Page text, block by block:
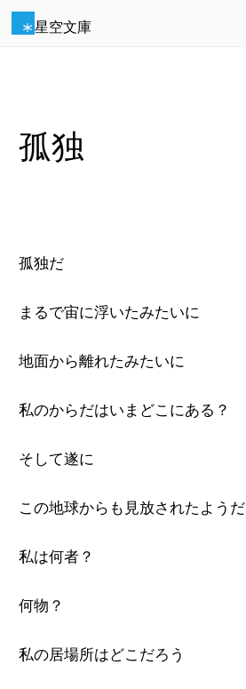
星空文庫
孤独
孤独だ
まるで宙に浮いたみたいに
地面から離れたみたいに
私のからだはいまどこにある？
そして遂に
この地球からも見放されたようだ
私は何者？
何物？
私の居場所はどこだろう